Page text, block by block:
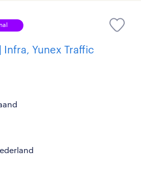
Infra, Yunex Traffic